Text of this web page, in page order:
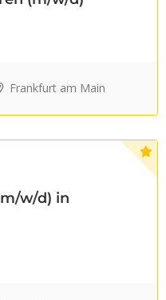
Frankfurt am Main
w/d) in